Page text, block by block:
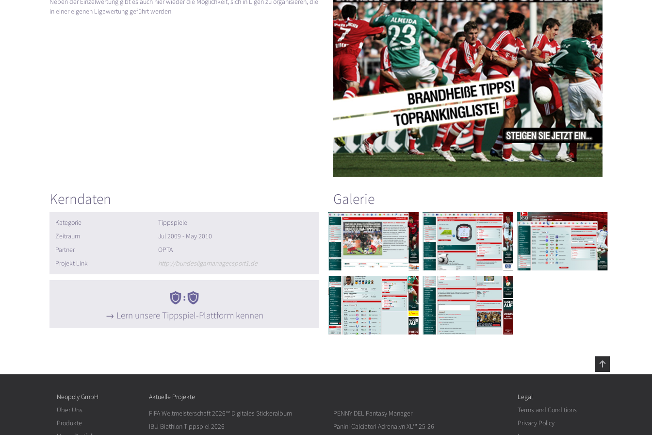
in einer eigenen Ligawertung geführt werden.
Kerndaten
Kategorie
Tippspiele
Zeitraum
Jul 2009 - May 2010
Partner
OPTA
Projekt Link
http://bundesligamanager.sport1.de
Lern unsere Tippspiel-Plattform kennen
Galerie
Neopoly GmbH
Über Uns
Produkte
Aktuelle Projekte
FIFA Weltmeisterschaft 2026™ Digitales Stickeralbum
IBU Biathlon Tippspiel 2026
PENNY DEL Fantasy Manager
Panini Calciatori Adrenalyn XL™ 25-26
Legal
Terms and Conditions
Privacy Policy